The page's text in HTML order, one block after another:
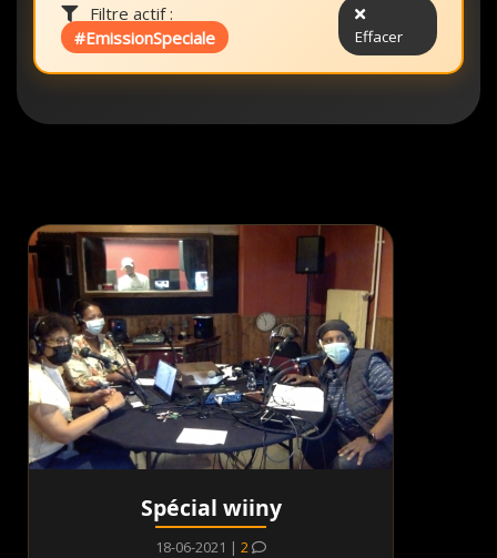
Filtre actif :
#EmissionSpeciale
Effacer
Spécial wiiny
18-06-2021 | 2